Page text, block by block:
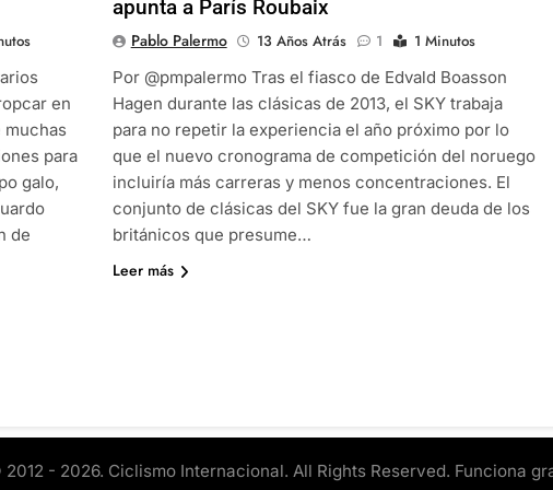
en
para
galo,
de
apunta a París Roubaix
Pablo Palermo 13 Años Atrás 1
1 Minutos
Por @pmpalermo Tras el fiasco de Edvald Boasson
Hagen durante las clásicas de 2013, el SKY trabaja
para no repetir la experiencia el año próximo por lo
que el nuevo cronograma de competición del noruego
incluiría más carreras y menos concentraciones. El
conjunto de clásicas del SKY fue la gran deuda de los
británicos que presume…
Leer más
- 2026. Ciclismo Internacional. All Rights Reserved. Funciona